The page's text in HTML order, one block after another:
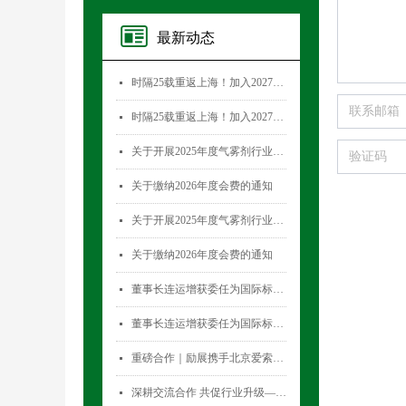
最新动态
넷 时隔25载重返上海！加入2027国际气雾剂与金属容器展览会，直面30,000+全球买家！
넷 时隔25载重返上海！加入2027国际气雾剂与金属容器展览会，直面30,000+全球买家！
넷 关于开展2025年度气雾剂行业数据统计工作的通知
넷 关于缴纳2026年度会费的通知
넷 关于开展2025年度气雾剂行业数据统计工作的通知
넷 关于缴纳2026年度会费的通知
넷 董事长连运增获委任为国际标准化组织薄壁金属容器技术委员会(ISO/TC52)主席
넷 董事长连运增获委任为国际标准化组织薄壁金属容器技术委员会(ISO/TC52)主席
넷 重磅合作｜励展携手北京爱索塞瑞斯展览有限公司 全新升级国际气雾剂与金属容器展览会！
넷 深耕交流合作 共促行业升级——气雾剂委员会开展专项访问活动